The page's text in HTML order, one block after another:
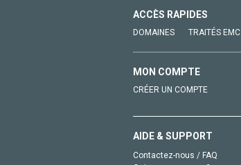
ACCÈS RAPIDES
DOMAINES TRAITÉS EMC
MON COMPTE
CRÉER UN COMPTE
AIDE & SUPPORT
Contactez-nous / FAQ